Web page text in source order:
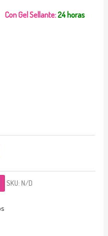
Con Gel Sellante:24 horas
SKU:N/D